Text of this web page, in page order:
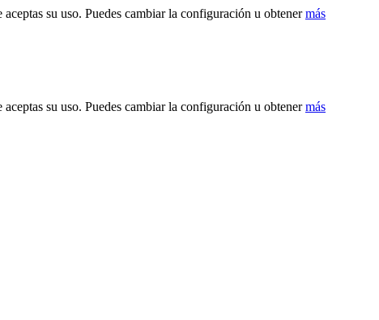
su uso. Puedes cambiar la configuración u obtenermás
su uso. Puedes cambiar la configuración u obtenermás